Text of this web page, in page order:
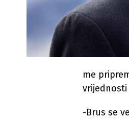
me
vrijednosti
-Brus se